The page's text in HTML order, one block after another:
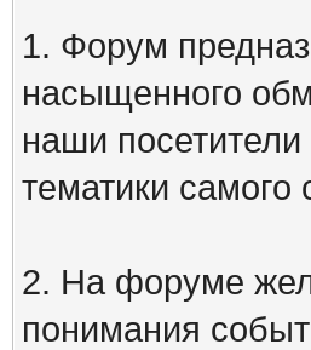
1. Форум
насыщенного
наши
тематики самого
2. На форуме
понимания